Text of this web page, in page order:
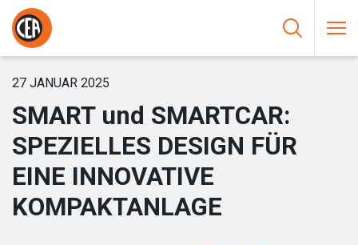
Zum Inhalt springen
HOME/
DESIGN FÜR EINE INNOVATIVE KOMPAKTANLAGE
27 JANUAR 2025
SMART und SMARTCAR:
SPEZIELLES DESIGN FÜR
EINE INNOVATIVE
KOMPAKTANLAGE